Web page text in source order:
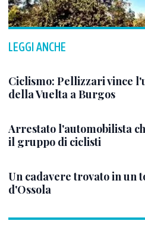
LEGGI ANCHE
Ciclismo: Pellizzari vince
della Vuelta a Burgos
Arrestato l'automobilista
il gruppo di ciclisti
Un cadavere trovato in un
d'Ossola